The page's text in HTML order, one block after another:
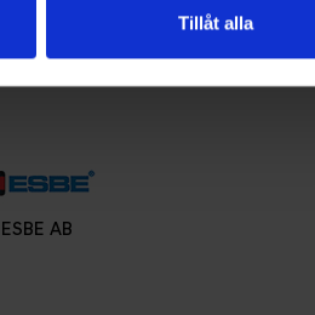
Tillåt alla
Sverige AB
ESBE AB